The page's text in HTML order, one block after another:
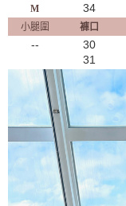
M
34
小腿圍 褲口
--
30
31